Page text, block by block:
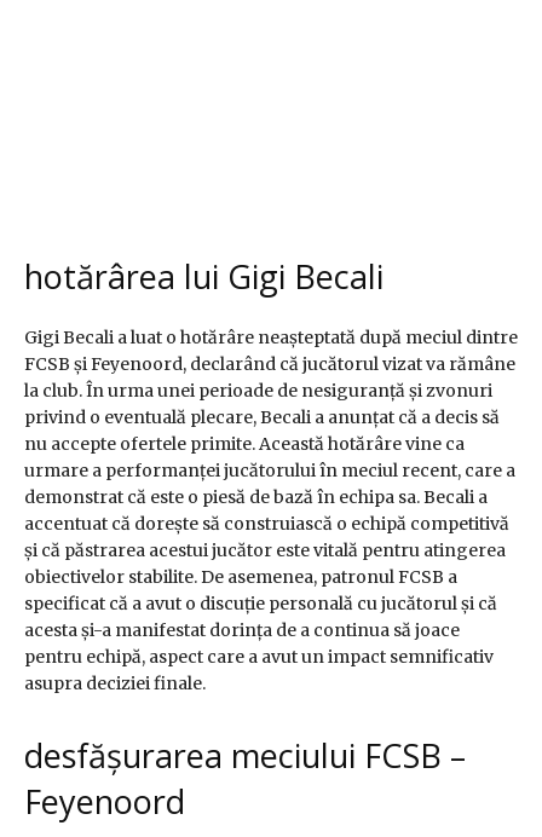
hotărârea lui Gigi Becali
Gigi Becali a luat o hotărâre neașteptată după meciul dintre
FCSB și Feyenoord, declarând că jucătorul vizat va rămâne
la club. În urma unei perioade de nesiguranță și zvonuri
privind o eventuală plecare, Becali a anunțat că a decis să
nu accepte ofertele primite. Această hotărâre vine ca
urmare a performanței jucătorului în meciul recent, care a
demonstrat că este o piesă de bază în echipa sa. Becali a
accentuat că dorește să construiască o echipă competitivă
și că păstrarea acestui jucător este vitală pentru atingerea
obiectivelor stabilite. De asemenea, patronul FCSB a
specificat că a avut o discuție personală cu jucătorul și că
acesta și-a manifestat dorința de a continua să joace
pentru echipă, aspect care a avut un impact semnificativ
asupra deciziei finale.
desfășurarea meciului FCSB –
Feyenoord